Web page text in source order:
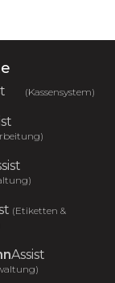
(Kassensystem)
(Etiketten &
Assist